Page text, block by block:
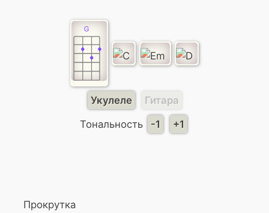
Укулеле
Гитара
Тональность
-1 +1
Прокрутка